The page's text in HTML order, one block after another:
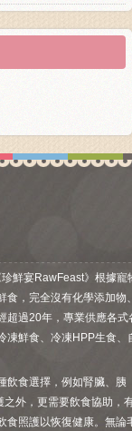
鮮宴RawFeast》根據寵
食，完全沒有化學添加物
超過20年，專業供應各式
凍鮮食、冷凍HPP生食、
飲食選擇，例如腎臟、胰
之外，更需要飲食協助，
食照護以恢復健康。無論